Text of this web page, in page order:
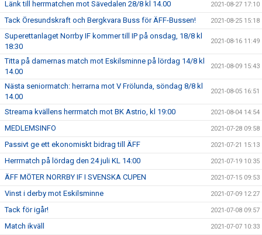
Länk till herrmatchen mot Sävedalen 28/8 kl 14.00 2021-08-27 17:10
Tack Öresundskraft och Bergkvara Buss för ÄFF-Bussen! 2021-08-25 15:18
Superettanlaget Norrby IF kommer till IP på onsdag, 18/8 kl
18:30
2021-08-16 11:49
Titta på damernas match mot Eskilsminne på lördag 14/8 kl
14.00
2021-08-09 15:43
Nästa seniormatch: herrarna mot V Frölunda, söndag 8/8 kl
14.00
2021-08-05 16:51
Streama kvällens herrmatch mot BK Astrio, kl 19:00 2021-08-04 14:54
MEDLEMSINFO 2021-07-28 09:58
Passivt ge ett ekonomiskt bidrag till ÄFF 2021-07-21 15:13
Herrmatch på lördag den 24 juli KL 14:00 2021-07-19 10:35
ÄFF MÖTER NORRBY IF I SVENSKA CUPEN 2021-07-15 09:53
Vinst i derby mot Eskilsminne 2021-07-09 12:27
Tack för igår! 2021-07-08 09:57
Match ikväll 2021-07-07 10:33